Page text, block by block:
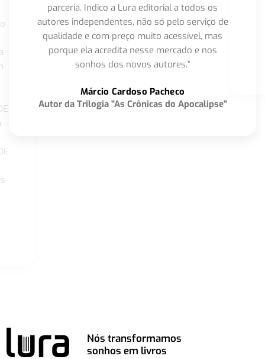
parceria. Indico a Lura editorial a todos os
autores independentes, não só pelo serviço de
qualidade e com preço muito acessível, mas
porque ela acredita nesse mercado e nos
sonhos dos novos autores.”
Márcio Cardoso Pacheco
Autor da Trilogia "As Crônicas do Apocalipse"
Nós transformamos
sonhos em livros